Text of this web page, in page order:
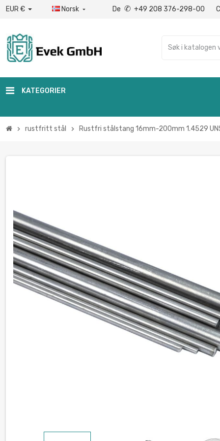
EUR € Norsk  De ✆ +49 208 376-298-00
KATEGORIER
chevron_right rustfritt stål chevron_right Rustfri stålstang 16mm-200mm 1.4529